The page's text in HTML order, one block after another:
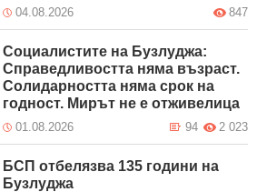
04.08.2026 847
Социалистите на Бузлуджа:
Справедливостта няма възраст.
Солидарността няма срок на
годност. Мирът не е отживелица
01.08.2026 2 023
94
БСП отбелязва 135 години на
Бузлуджа